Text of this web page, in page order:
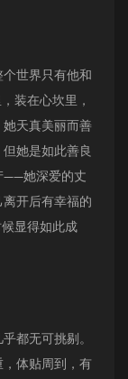
世界只有他和
装在心坎里，
天真美丽而善
她是如此善良
——她深爱的丈
开后有幸福的
显得如此成
都无可挑剔。
体贴周到，有